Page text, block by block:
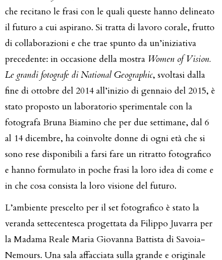
che recitano le frasi con le quali queste hanno delineato
il futuro a cui aspirano. Si tratta di lavoro corale, frutto
di collaborazioni e che trae spunto da un’iniziativa
precedente: in occasione della mostra Women of Vision.
Le grandi fotografe di National Geographic, svoltasi dalla
fine di ottobre del 2014 all’inizio di gennaio del 2015, è
stato proposto un laboratorio sperimentale con la
fotografa Bruna Biamino che per due settimane, dal 6
al 14 dicembre, ha coinvolte donne di ogni età che si
sono rese disponibili a farsi fare un ritratto fotografico
e hanno formulato in poche frasi la loro idea di come e
in che cosa consista la loro visione del futuro.
L’ambiente prescelto per il set fotografico è stato la
veranda settecentesca progettata da Filippo Juvarra per
la Madama Reale Maria Giovanna Battista di Savoia-
Nemours. Una sala affacciata sulla grande e originale